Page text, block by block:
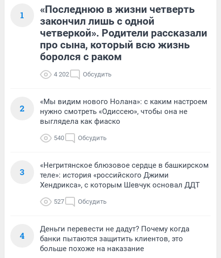
1
«Последнюю в жизни четверть
закончил лишь с одной
четверкой». Родители рассказали
про сына, который всю жизнь
боролся с раком
4 202 Обсудить
2
«Мы видим нового Нолана»: с каким настроем
нужно смотреть «Одиссею», чтобы она не
выглядела как фиаско
540 Обсудить
3
«Негритянское блюзовое сердце в башкирском
теле»: история «российского Джими
Хендрикса», с которым Шевчук основал ДДТ
527 Обсудить
4
Деньги перевести не дадут? Почему когда
банки пытаются защитить клиентов, это
больше похоже на наказание